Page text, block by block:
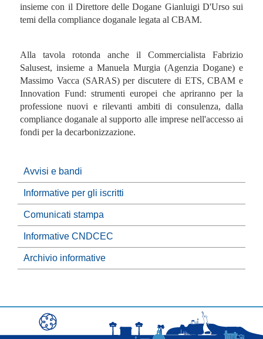
insieme con il Direttore delle Dogane Gianluigi D'Urso sui
temi della compliance doganale legata al CBAM.
Alla tavola rotonda anche il Commercialista Fabrizio
Salusest, insieme a Manuela Murgia (Agenzia Dogane) e
Massimo Vacca (SARAS) per discutere di ETS, CBAM e
Innovation Fund: strumenti europei che apriranno per la
professione nuovi e rilevanti ambiti di consulenza, dalla
compliance doganale al supporto alle imprese nell'accesso ai
fondi per la decarbonizzazione.
Avvisi e bandi
Informative per gli iscritti
Comunicati stampa
Informative CNDCEC
Archivio informative